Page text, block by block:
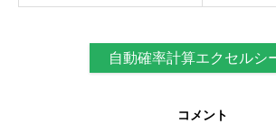
自動確率計算エクセルシ
コメント